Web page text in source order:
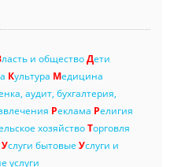
ласть и обществоДети
Культура Медицина
аудит, бухгалтерия,
Реклама Религия
хозяйствоТорговля
Услуги бытовые Услуги и
услуги